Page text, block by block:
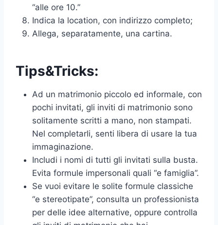
“alle ore 10.”
Indica la location, con indirizzo completo;
Allega, separatamente, una cartina.
Tips&Tricks:
Ad un matrimonio piccolo ed informale, con
pochi invitati, gli inviti di matrimonio sono
solitamente scritti a mano, non stampati.
Nel completarli, senti libera di usare la tua
immaginazione.
Includi i nomi di tutti gli invitati sulla busta.
Evita formule impersonali quali “e famiglia”.
Se vuoi evitare le solite formule classiche
“e stereotipate”, consulta un professionista
per delle idee alternative, oppure controlla